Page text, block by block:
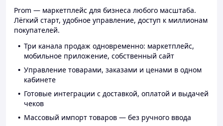
Prom — маркетплейс для бизнеса любого масштаба.
Лёгкий старт, удобное управление, доступ к миллионам
покупателей.
Три канала продаж одновременно: маркетплейс,
мобильное приложение, собственный сайт
Управление товарами, заказами и ценами в одном
кабинете
Готовые интеграции с доставкой, оплатой и выдачей
чеков
Массовый импорт товаров — без ручного ввода